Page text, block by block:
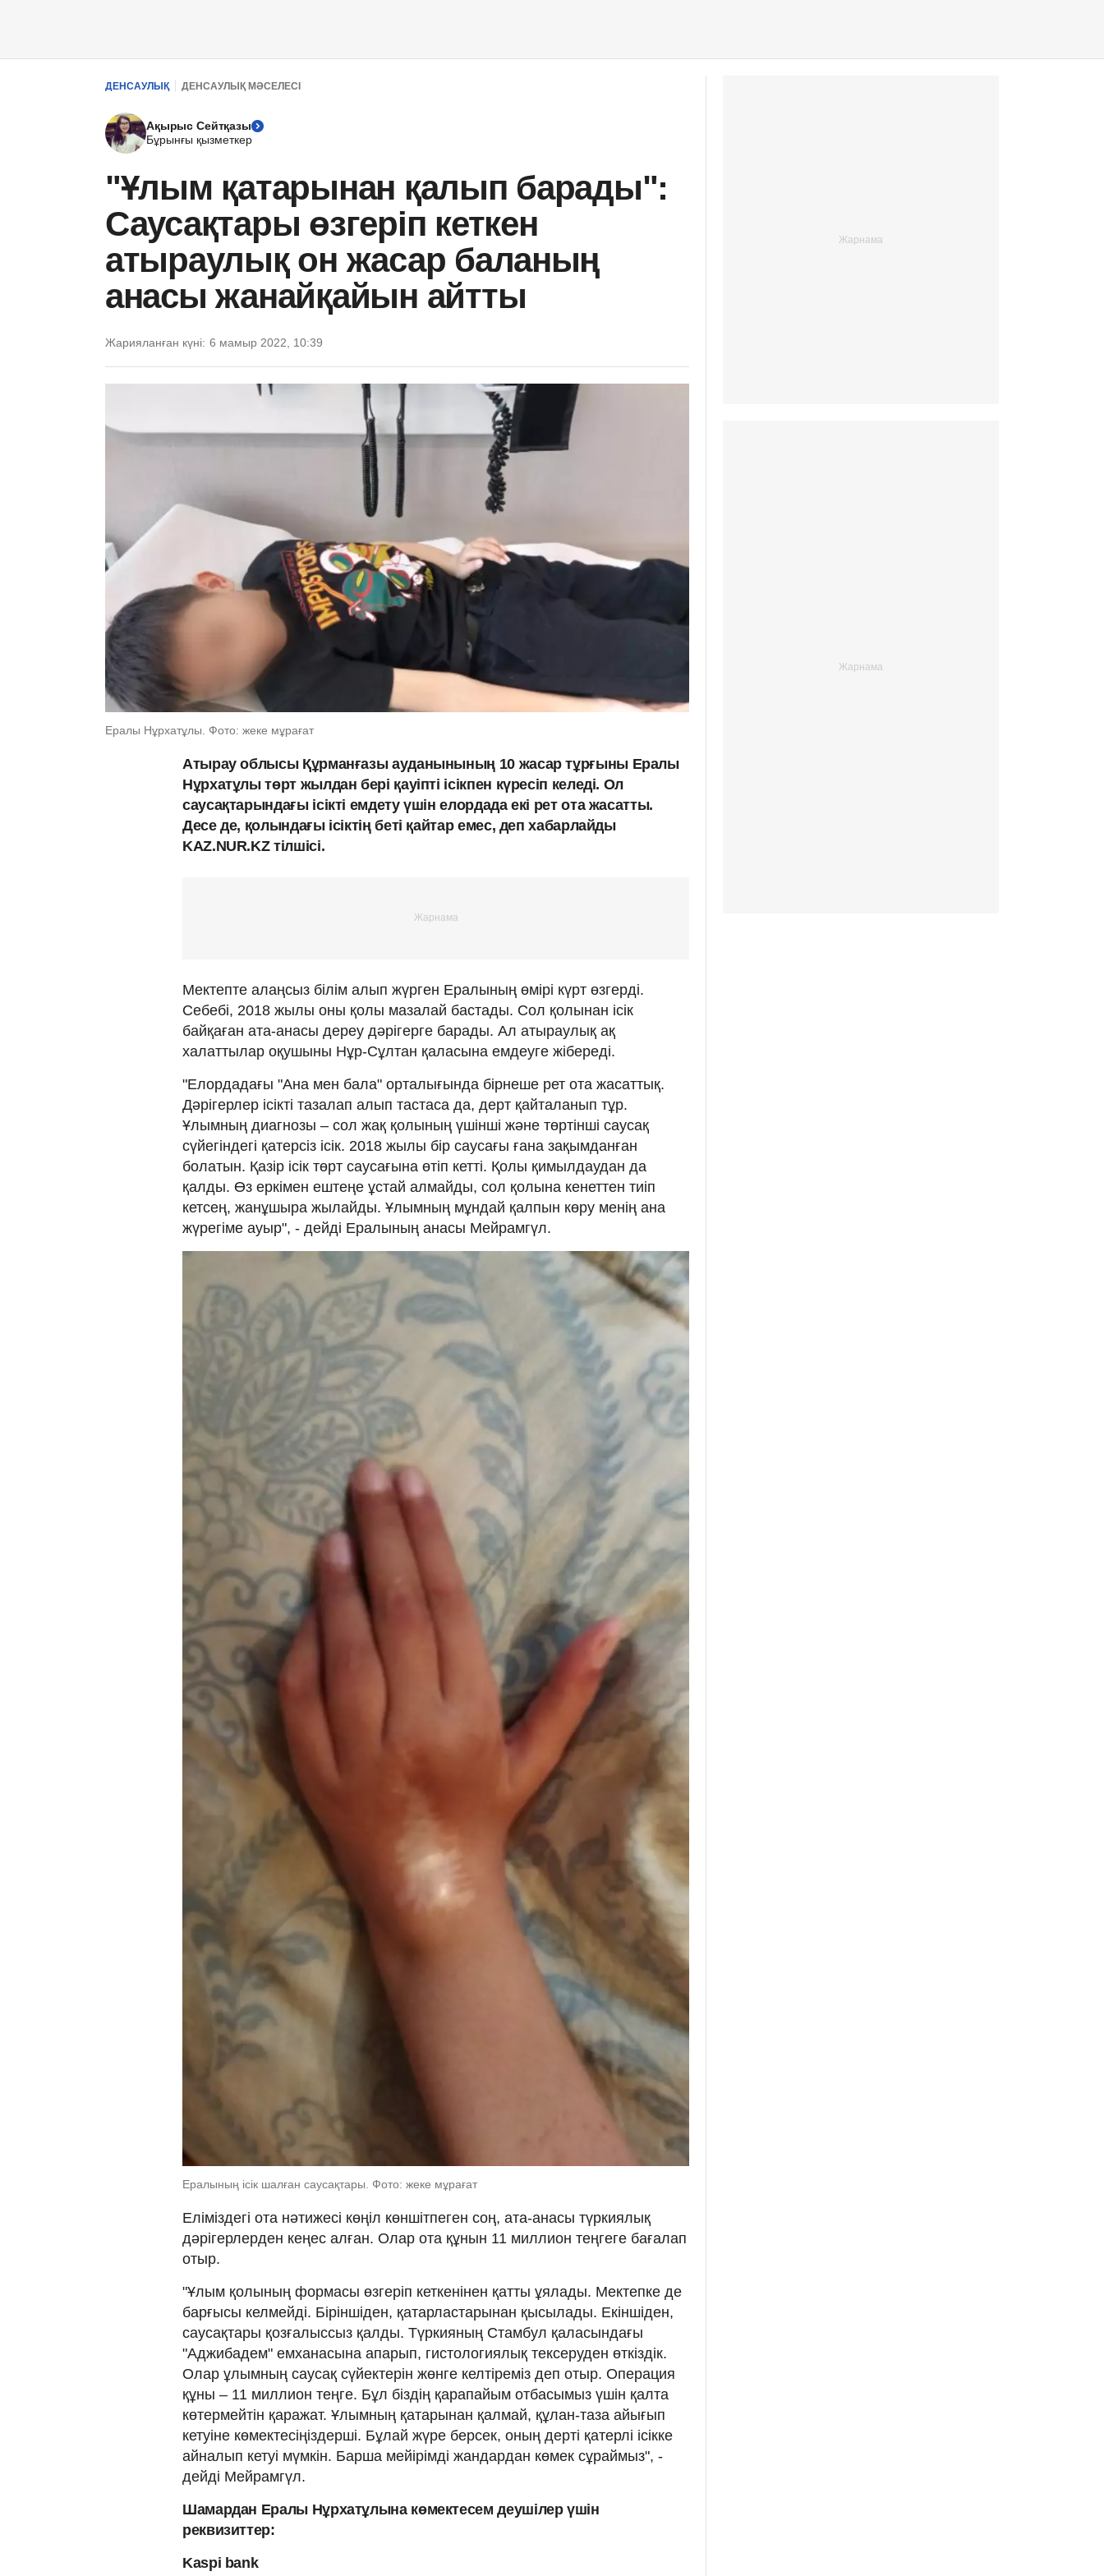
ДЕНСАУЛЫҚ ДЕНСАУЛЫҚ МӘСЕЛЕСІ
Ақырыс Сейтқазы
Бұрынғы қызметкер
"Ұлым қатарынан қалып барады":
Саусақтары өзгеріп кеткен
атыраулық он жасар баланың
анасы жанайқайын айтты
Жарияланған күні: 6 мамыр 2022, 10:39
Ералы Нұрхатұлы. Фото: жеке мұрағат
Атырау облысы Құрманғазы ауданынының 10 жасар тұрғыны Ералы
Нұрхатұлы төрт жылдан бері қауіпті ісікпен күресіп келеді. Ол
саусақтарындағы ісікті емдету үшін елордада екі рет ота жасатты.
Десе де, қолындағы ісіктің беті қайтар емес, деп хабарлайды
KAZ.NUR.KZ тілшісі.
Мектепте алаңсыз білім алып жүрген Ералының өмірі күрт өзгерді.
Себебі, 2018 жылы оны қолы мазалай бастады. Сол қолынан ісік
байқаған ата-анасы дереу дәрігерге барады. Ал атыраулық ақ
халаттылар оқушыны Нұр-Сұлтан қаласына емдеуге жібереді.
"Елордадағы "Ана мен бала" орталығында бірнеше рет ота жасаттық.
Дәрігерлер ісікті тазалап алып тастаса да, дерт қайталанып тұр.
Ұлымның диагнозы – сол жақ қолының үшінші және төртінші саусақ
сүйегіндегі қатерсіз ісік. 2018 жылы бір саусағы ғана зақымданған
болатын. Қазір ісік төрт саусағына өтіп кетті. Қолы қимылдаудан да
қалды. Өз еркімен ештеңе ұстай алмайды, сол қолына кенеттен тиіп
кетсең, жанұшыра жылайды. Ұлымның мұндай қалпын көру менің ана
жүрегіме ауыр", - дейді Ералының анасы Мейрамгүл.
Ералының ісік шалған саусақтары. Фото: жеке мұрағат
Еліміздегі ота нәтижесі көңіл көншітпеген соң, ата-анасы түркиялық
дәрігерлерден кеңес алған. Олар ота құнын 11 миллион теңгеге бағалап
отыр.
"Ұлым қолының формасы өзгеріп кеткенінен қатты ұялады. Мектепке де
барғысы келмейді. Біріншіден, қатарластарынан қысылады. Екіншіден,
саусақтары қозғалыссыз қалды. Түркияның Стамбул қаласындағы
"Аджибадем" емханасына апарып, гистологиялық тексеруден өткіздік.
Олар ұлымның саусақ сүйектерін жөнге келтіреміз деп отыр. Операция
құны – 11 миллион теңге. Бұл біздің қарапайым отбасымыз үшін қалта
көтермейтін қаражат. Ұлымның қатарынан қалмай, құлан-таза айығып
кетуіне көмектесіңіздерші. Бұлай жүре берсек, оның дерті қатерлі ісікке
айналып кетуі мүмкін. Барша мейірімді жандардан көмек сұраймыз", -
дейді Мейрамгүл.
Шамардан Ералы Нұрхатұлына көмектесем деушілер үшін
реквизиттер:
Kaspi bank